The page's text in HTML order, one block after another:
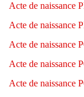
Acte de naissance
Acte de naissance
Acte de naissance
Acte de naissance
Acte de naissance